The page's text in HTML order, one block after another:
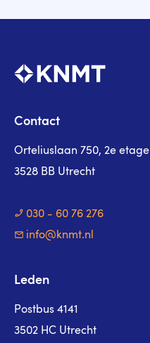
Contact
Orteliuslaan 750, 2e etage
3528 BB Utrecht
030 - 60 76 276
info@knmt.nl
Leden
Postbus 4141
3502 HC Utrecht